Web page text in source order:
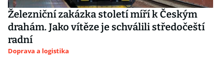
Železniční zakázka století míří k Českým
drahám. Jako vítěze je schválili středočeští
radní
Doprava a logistika